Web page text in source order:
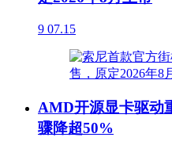
9 07.15
AMD开源显卡驱动
骤降超50%